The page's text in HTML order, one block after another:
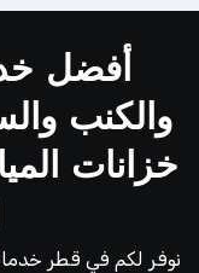
أفضل
والكنب
خزانات
نوفر لكم في قطر